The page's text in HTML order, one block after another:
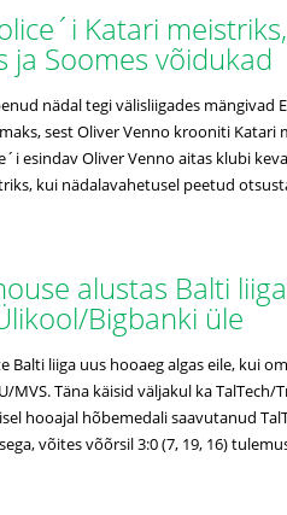
Katari
ja Soomes võidukad
nädal tegi välisliigades
sest Oliver Venno krooniti Katari
esindav Oliver Venno aitas klubi
kui nädalavahetusel peetud
alustas Balti
Bigbanki üle
Balti liiga uus hooaeg algas eile, kui
MVS. Täna käisid väljakul ka
hooajal hõbemedali saavutanud
võites võõrsil 3:0 (7, 19, 16)